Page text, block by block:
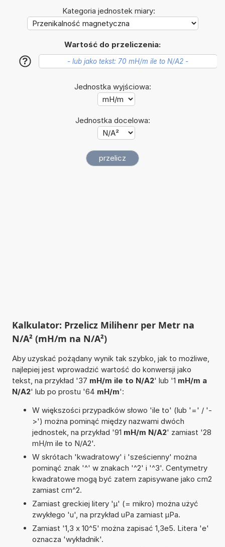
Kategoria jednostek miary:
Wartość do przeliczenia:
?
Jednostka wyjściowa:
Jednostka docelowa:
Kalkulator: Przelicz Milihenr per Metr na
N/A² (mH/m na N/A²)
Aby uzyskać pożądany wynik tak szybko, jak to możliwe,
najlepiej jest wprowadzić wartość do konwersji jako
tekst, na przykład '37 mH/m ile to N/A2' lub '1 mH/m a
N/A2' lub po prostu '64 mH/m':
W większości przypadków słowo 'ile to' (lub '=' / '-
>') można pominąć między nazwami dwóch
jednostek, na przykład '91 mH/m N/A2' zamiast '28
mH/m ile to N/A2'.
W skrótach 'kwadratowy' i 'sześcienny' można
pominąć znak '^' w znakach '^2' i '^3'. Centymetry
kwadratowe mogą być zatem zapisywane jako cm2
zamiast cm^2.
Zamiast greckiej litery 'µ' (= mikro) można użyć
zwykłego 'u', na przykład uPa zamiast µPa.
Zamiast '1,3 x 10^5' można zapisać 1,3e5. Litera 'e'
oznacza 'wykładnik'.